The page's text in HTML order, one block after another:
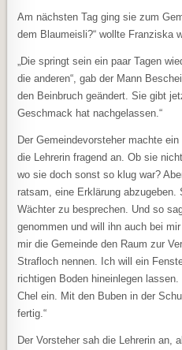
Am nächsten Tag ging sie zum
dem Blaumeisli?“ wollte Franziska
„Die springt sein ein paar Tagen
die anderen“, gab der Mann
den Beinbruch geändert. Sie gibt
Geschmack hat nachgelassen.“
Der Gemeindevorsteher machte
die Lehrerin fragend an. Ob sie
wo sie doch sonst so klug war?
ratsam, eine Erklärung
Wächter zu besprechen. Und so
genommen und will ihn auch bei
mir die Gemeinde den Raum zur
Strafloch nennen. Ich will ein
richtigen Boden hineinlegen
Chel ein. Mit den Buben in der
fertig.“
Der Vorsteher sah die Lehrerin an,